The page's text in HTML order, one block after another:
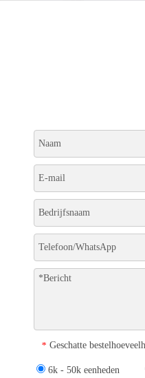
* Geschatte
6k - 50k eenheden